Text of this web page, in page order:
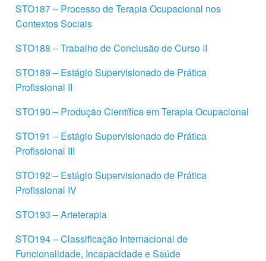
STO187 – Processo de Terapia Ocupacional nos
Contextos Sociais
STO188 – Trabalho de Conclusão de Curso II
STO189 – Estágio Supervisionado de Prática
Profissional II
STO190 – Produção Científica em Terapia Ocupacional
STO191 – Estágio Supervisionado de Prática
Profissional III
STO192 – Estágio Supervisionado de Prática
Profissional IV
STO193 – Arteterapia
STO194 – Classificação Internacional de
Funcionalidade, Incapacidade e Saúde